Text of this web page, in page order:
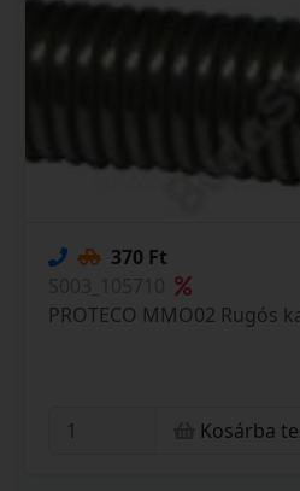
370 Ft
PROTECO MMO02 Rugós
Kosárba